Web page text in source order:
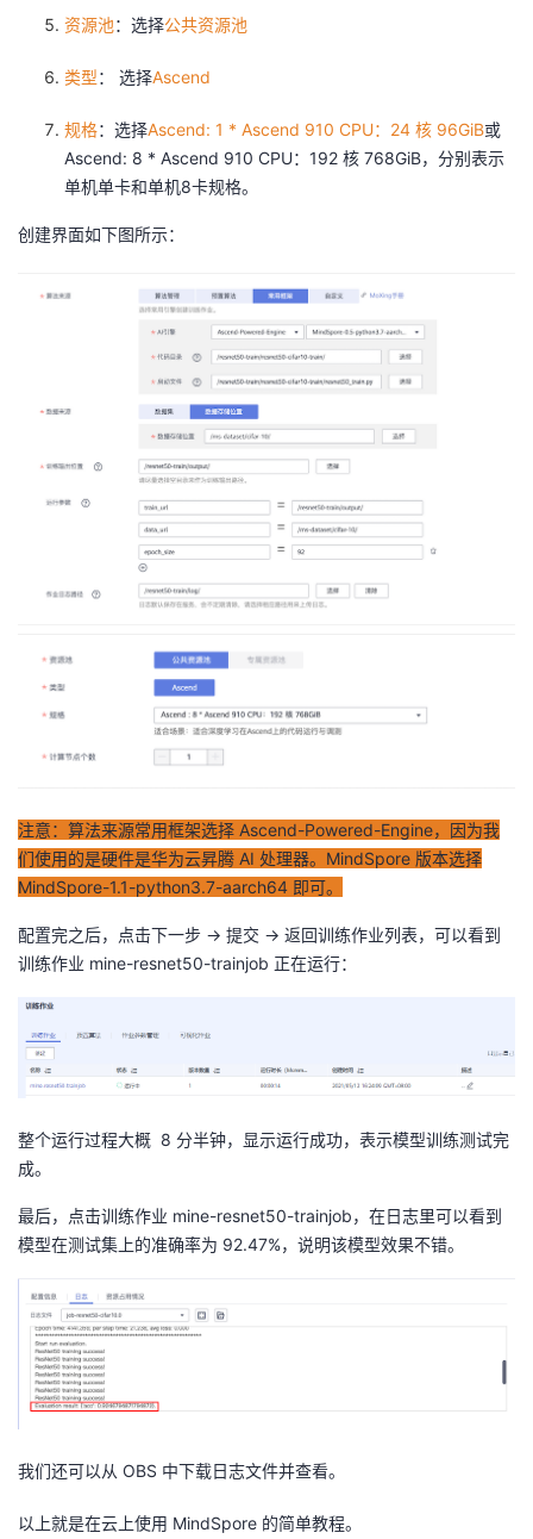
资源池：选择公共资源池
类型： 选择Ascend
规格：选择Ascend: 1 * Ascend 910 CPU：24 核 96GiB或
Ascend: 8 * Ascend 910 CPU：192 核 768GiB，分别表示
单机单卡和单机8卡规格。
创建界面如下图所示：
注意：算法来源常用框架选择 Ascend-Powered-Engine，因为我
们使用的是硬件是华为云昇腾 AI 处理器。MindSpore 版本选择
MindSpore-1.1-python3.7-aarch64 即可。
配置完之后，点击下一步 -> 提交 -> 返回训练作业列表，可以看到
训练作业 mine-resnet50-trainjob 正在运行：
整个运行过程大概 8 分半钟，显示运行成功，表示模型训练测试完
成。
最后，点击训练作业 mine-resnet50-trainjob，在日志里可以看到
模型在测试集上的准确率为 92.47%，说明该模型效果不错。
我们还可以从 OBS 中下载日志文件并查看。
以上就是在云上使用 MindSpore 的简单教程。